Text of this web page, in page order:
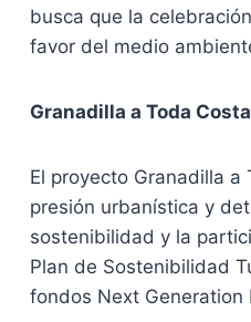
busca que la
favor del medio
Granadilla a Toda Costa
El proyecto Granadilla
presión urbanística y
sostenibilidad y la
Plan de Sostenibilidad
fondos Next Generation